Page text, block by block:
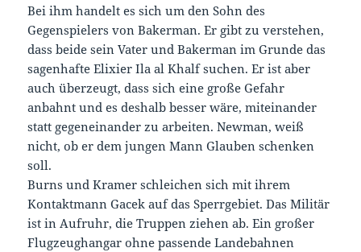
Bei ihm handelt es sich um den Sohn des
Gegenspielers von Bakerman. Er gibt zu verstehen,
dass beide sein Vater und Bakerman im Grunde das
sagenhafte Elixier Ila al Khalf suchen. Er ist aber
auch überzeugt, dass sich eine große Gefahr
anbahnt und es deshalb besser wäre, miteinander
statt gegeneinander zu arbeiten. Newman, weiß
nicht, ob er dem jungen Mann Glauben schenken
soll.
Burns und Kramer schleichen sich mit ihrem
Kontaktmann Gacek auf das Sperrgebiet. Das Militär
ist in Aufruhr, die Truppen ziehen ab. Ein großer
Flugzeughangar ohne passende Landebahnen